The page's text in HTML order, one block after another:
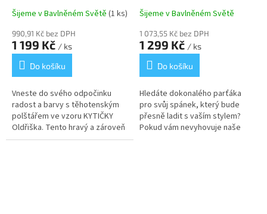
Šijeme v Bavlněném Světě (1 ks)
990,91 Kč bez DPH
1 199 Kč / ks
Do košíku
Vneste do svého odpočinku
radost a barvy s těhotenským
polštářem ve vzoru KYTIČKY
Oldřiška. Tento hravý a zároveň
maximálně praktický doplněk je
Šijeme v Bavlněném Světě
1 073,55 Kč bez DPH
1 299 Kč / ks
Do košíku
Hledáte dokonalého parťáka
pro svůj spánek, který bude
přesně ladit s vaším stylem?
Pokud vám nevyhovuje naše